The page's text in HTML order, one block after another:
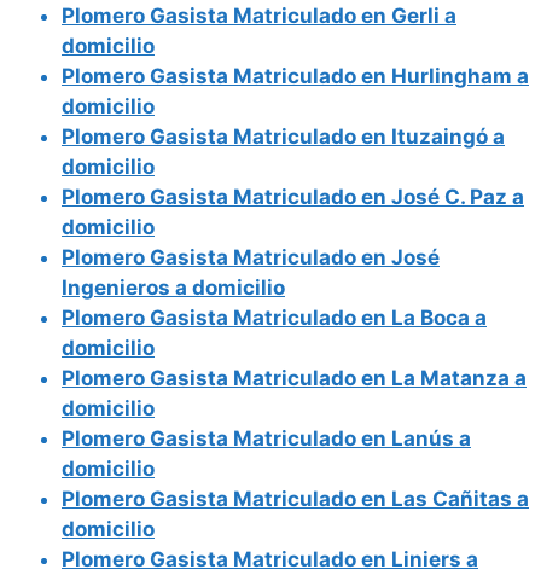
Plomero Gasista Matriculado en Gerli a
domicilio
Plomero Gasista Matriculado en Hurlingham a
domicilio
Plomero Gasista Matriculado en Ituzaingó a
domicilio
Plomero Gasista Matriculado en José C. Paz a
domicilio
Plomero Gasista Matriculado en José
Ingenieros a domicilio
Plomero Gasista Matriculado en La Boca a
domicilio
Plomero Gasista Matriculado en La Matanza a
domicilio
Plomero Gasista Matriculado en Lanús a
domicilio
Plomero Gasista Matriculado en Las Cañitas a
domicilio
Plomero Gasista Matriculado en Liniers a